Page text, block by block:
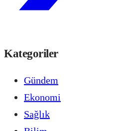
Kategoriler
Gündem
Ekonomi
Sağlık